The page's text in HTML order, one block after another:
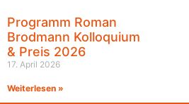
Programm Roman
Brodmann Kolloquium
& Preis 2026
17. April 2026
Weiterlesen »